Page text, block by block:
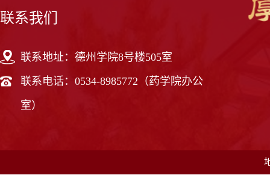
联系我们
联系地址：德州学院8号楼505室
联系电话：0534-8985772（药学院办公
室）